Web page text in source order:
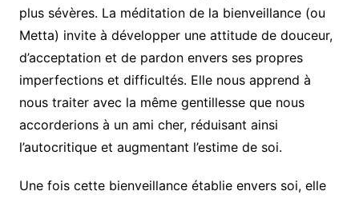
plus sévères. La méditation de la bienveillance (ou
Metta) invite à développer une attitude de douceur,
d’acceptation et de pardon envers ses propres
imperfections et difficultés. Elle nous apprend à
nous traiter avec la même gentillesse que nous
accorderions à un ami cher, réduisant ainsi
l’autocritique et augmentant l’estime de soi.
Une fois cette bienveillance établie envers soi, elle